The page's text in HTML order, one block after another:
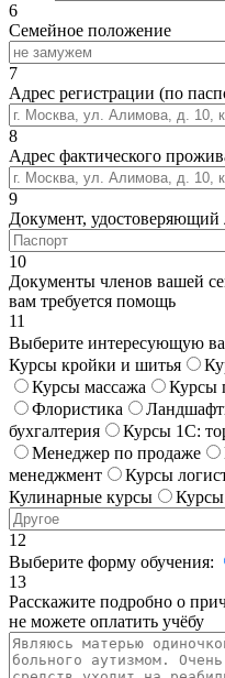
6
Семейное положение
7
Адрес регистрации (по
8
Адрес фактического
9
Документ, удостоверяющий
10
Документы членов вашей
вам требуется помощь
11
Выберите интересующую
Курсы кройки и шитья
Курсы массажа
Курсы
Флористика
бухгалтерия
Курсы 1С:
Менеджер по продаже
менеджмент
Курсы
Кулинарные курсы
12
Выберите форму обучения:
13
Расскажите подробно о
не можете оплатить учёбу